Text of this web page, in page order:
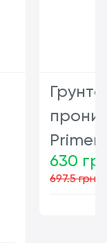
Primer,
630
697.5 грн